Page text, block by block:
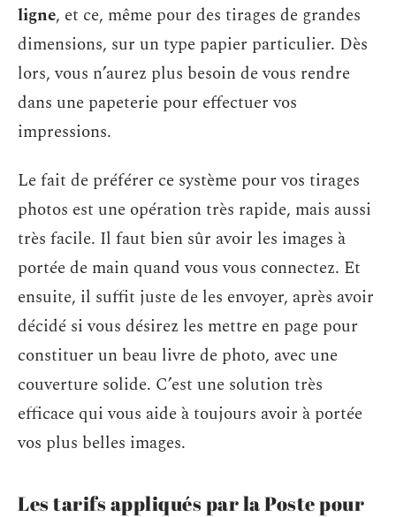
ligne, et ce, même pour des tirages de grandes
dimensions, sur un type papier particulier. Dès
lors, vous n’aurez plus besoin de vous rendre
dans une papeterie pour effectuer vos
impressions.
Le fait de préférer ce système pour vos tirages
photos est une opération très rapide, mais aussi
très facile. Il faut bien sûr avoir les images à
portée de main quand vous vous connectez. Et
ensuite, il suffit juste de les envoyer, après avoir
décidé si vous désirez les mettre en page pour
constituer un beau livre de photo, avec une
couverture solide. C’est une solution très
efficace qui vous aide à toujours avoir à portée
vos plus belles images.
Les tarifs appliqués par la Poste pour